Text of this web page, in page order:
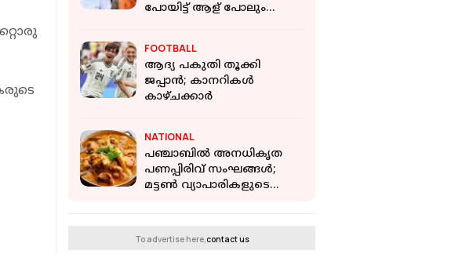
പോയിട്ട് ആള് പോലും
പരാമർശത്തിനെതിരെ
ഡോക്ടർ
FOOTBALL
ആദ്യ പകുതി തൂക്കി
ജപ്പാൻ; കാനറികൾ
കാഴ്ചക്കാർ
NATIONAL
പഞ്ചാബിൽ അനധികൃത
പണപ്പിരിവ് സംഘങ്ങൾ;
മട്ടൺ വ്യാപാരികളുടെ
To advertise here, contact us